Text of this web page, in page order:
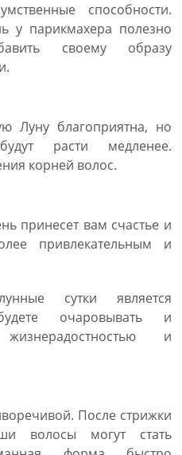
способности.
у парикмахера полезно
своему образу
Луну благоприятна, но
расти медленее.
корней волос.
принесет вам счастье и
привлекательным и
сутки является
очаровывать и
и
После стрижки
волосы могут стать